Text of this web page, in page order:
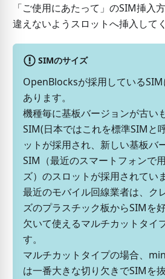
「ご使用にあたって」のSIM挿入
違えないようスロットへ挿入して
SIMのサイズ
OpenBlocksが採用している
あります。
機種毎に基板バージョンが古い
SIM(日本ではこれを標準SIMと
ットが採用され、新しい基板バ
SIM（最近のスマートフォンで
ズ）のスロットが採用されていま
最近のモバイル回線業者は、ク
ズのプラスチック板からSIMを
欠いて使えるマルチカットタイ
す。
マルチカットタイプの場合、
は一番大きな切り欠きでSIMを